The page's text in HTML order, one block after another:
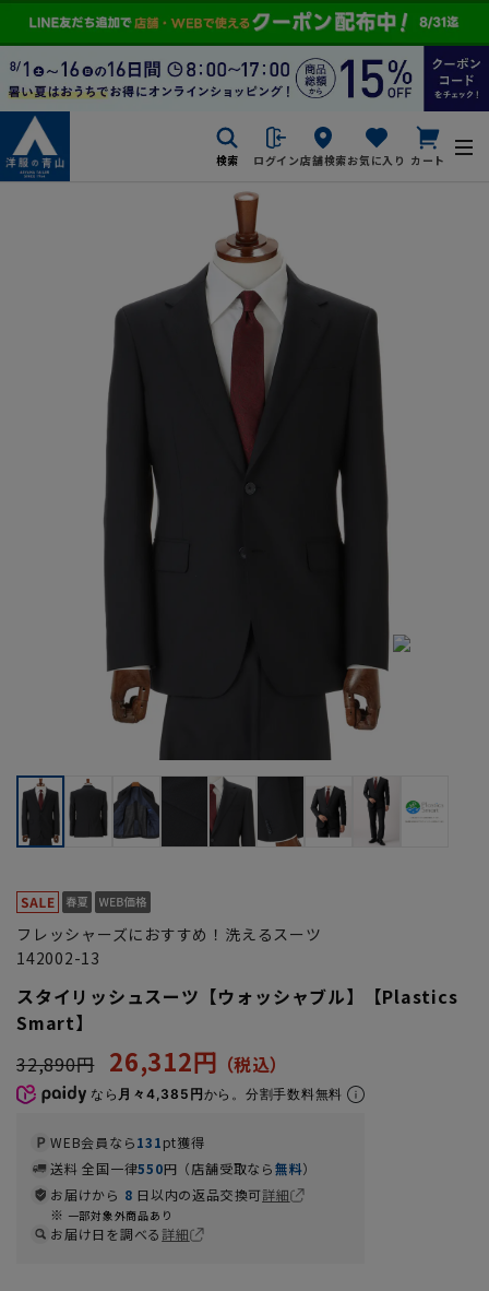
検索 ログイン店舗検索お気に入り カート
フレッシャーズにおすすめ！洗えるスーツ
142002-13
スタイリッシュスーツ【ウォッシャブル】【Plastics
Smart】
32,890円
26,312円
なら 月々4,385円から。分割手数料無料
WEB会員なら131pt獲得
送料 全国一律550円（店舗受取なら無料）
お届けから 8 日以内の返品交換可詳細
一部対象外商品あり
お届け日を調べる詳細